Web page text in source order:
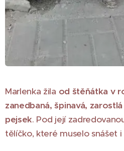
Marlenka žila od štěňátka v
zanedbaná, špinavá,
pejsek. Pod její
tělíčko, které muselo snášet